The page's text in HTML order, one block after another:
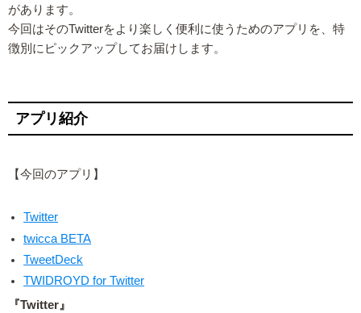
があります。
今回はそのTwitterをより楽しく便利に使うためのアプリを、特
徴別にピックアップしてお届けします。
アプリ紹介
【今回のアプリ】
Twitter
twicca BETA
TweetDeck
TWIDROYD for Twitter
『Twitter』